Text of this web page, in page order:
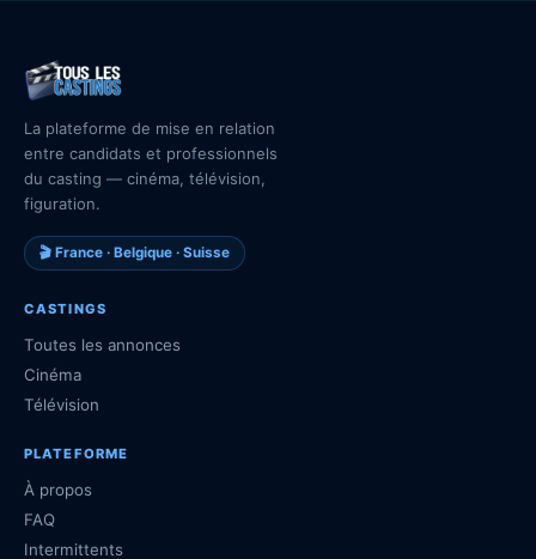
La plateforme de mise en relation
entre candidats et professionnels
du casting — cinéma, télévision,
figuration.
🎬 France · Belgique · Suisse
CASTINGS
Toutes les annonces
Cinéma
Télévision
PLATEFORME
À propos
FAQ
Intermittents